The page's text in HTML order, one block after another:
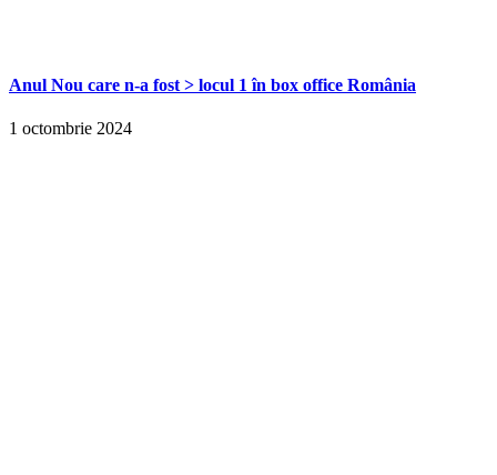
Anul Nou care n-a fost > locul 1 în box office România
1 octombrie 2024